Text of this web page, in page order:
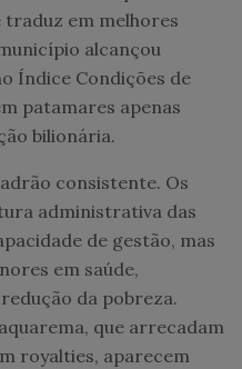
traduz em melhores
alcançou
Índice Condições de
patamares apenas
bilionária.
consistente. Os
administrativa das
de gestão, mas
em saúde,
da pobreza.
que arrecadam
royalties, aparecem